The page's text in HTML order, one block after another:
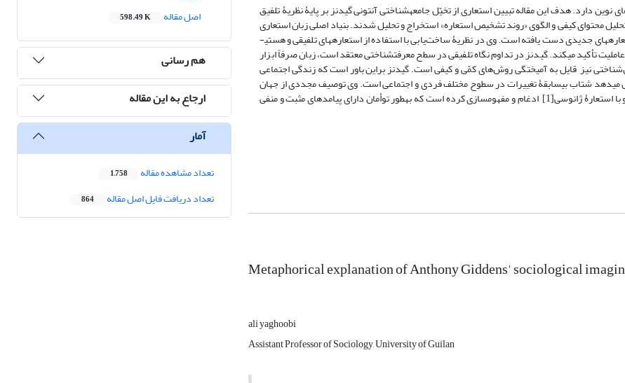
دارد. هدف این مقاله تبیین استعاری از تخیّل جامعه­شناختی آنتونی گیدنز بر پایۀ نظریۀ تلفیق
محتوای کیفی و الگوی «روند تشخیص استعاره» استخراج و تحلیل شدند. بنیاد اصلی زبان استعاری
در اندیشۀ گیدنز، استعاره­های تلفیقی است. او با تبدیل و ترکیب مفاهیم، به استعاره­های جدیدی دست یافته است. وی در نظریۀ ساخت‌یابی با استفاده از استعاره­های تلفیقی و هستی­
تأکید می­کند. گیدنز در تداوم نگاه تلفیقی در سطح معرفت­شناختی معتقد است، زبان صرفاً ابزار
نیز قایل به آمیختگی روش‌های کمّی و کیفی است. گیدنز براین باور است که زندگی اجتماعی
می­دهد شتاب بی­سابقۀ تغییرات در سطوح مختلف فردی و اجتماعی است. وی توصیف مجددی از جهان
نوین ارایه نمود و آن را با استعارۀ جاگنات(گردونه خردکننده) «این­همانی» کرده و با استعارۀ ژانوسی[1] ادغام و مفهوم­سازی کرده است که به­طور توأمان دارای پیامدهای مثبت و منفی
Metaphorical explanation of Anthony Giddens' sociological
ali yaghoobi
Assistant Professor of Sociology, University of Guilan
اصل مقاله
598.49 K
هم رسانی
ارجاع به این مقاله
آمار
تعداد مشاهده مقاله 1,758
تعداد دریافت فایل اصل مقاله 864